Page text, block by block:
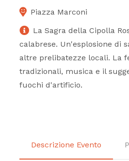
Piazza Marconi
La Sagra della Cipolla
calabrese. Un'esplosione di
altre prelibatezze locali. La
tradizionali, musica e il
fuochi d'artificio.
Descrizione Evento